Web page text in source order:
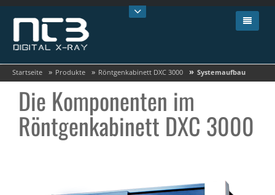
Startseite » Produkte » Röntgenkabinett DXC 3000 » Systemaufbau
Die Komponenten im
Röntgenkabinett DXC 3000